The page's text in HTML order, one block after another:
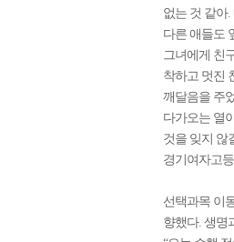
없는 것 같아
다른 애들도
그녀에게 친
착하고 멋진
깨달음을 주
다가오는 열
것을 잊지 않
경기여자고
선택과목 이
향했다. 생명